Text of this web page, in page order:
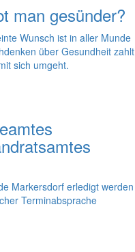
man gesünder?
Wunsch ist in aller Munde
über Gesundheit zahlt
sich umgeht.
Markersdorf erledigt werden
Terminabsprache